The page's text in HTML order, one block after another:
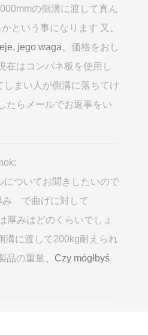
の側溝に渡して真ん
という事になります 又 、
jego waga、 価格をおし
在はコンパネ板を使用し
しまい人が側溝に落ちてけ
たらメールでお返事をい
についてお聞きしたいので
み で曲げに対して
厚みはどのくらいでしょ
溝に渡して200kg耐えられ
品の重量、Czy mógłbyś